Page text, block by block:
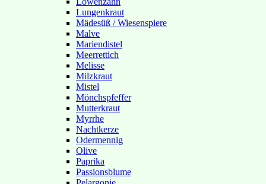
Lungenkraut
Mädesüß / Wiesenspiere
Malve
Mariendistel
Meerrettich
Melisse
Milzkraut
Mistel
Mönchspfeffer
Mutterkraut
Myrrhe
Nachtkerze
Odermennig
Olive
Paprika
Passionsblume